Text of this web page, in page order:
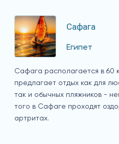
Сафага
Египет
Сафага располагается в 60
предлагает отдых как для
так и обычных пляжников -
того в Сафаге проходят
артритах.